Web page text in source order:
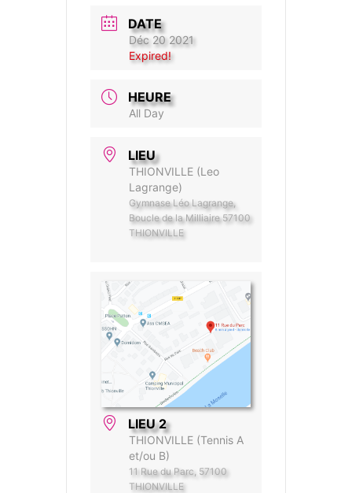
DATE
Déc 20 2021
Expired!
HEURE
All Day
LIEU
THIONVILLE (Leo
Lagrange)
Gymnase Léo Lagrange,
Boucle de la Milliaire 57100
THIONVILLE
LIEU 2
THIONVILLE (Tennis A
et/ou B)
11 Rue du Parc, 57100
THIONVILLE